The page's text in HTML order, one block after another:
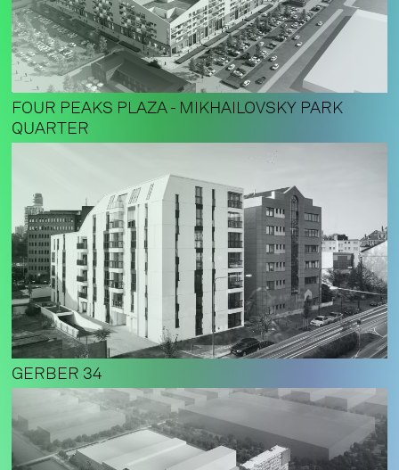
FOUR PEAKS PLAZA - MIKHAILOVSKY PARK
QUARTER
GERBER 34